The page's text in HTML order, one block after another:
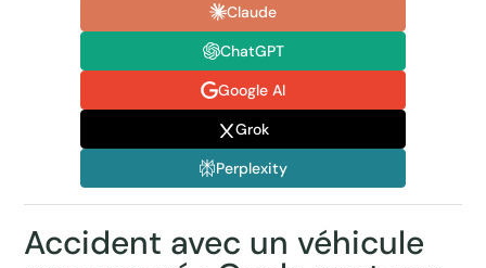
Claude
ChatGPT
Google AI
Grok
Perplexity
Accident avec un véhicule